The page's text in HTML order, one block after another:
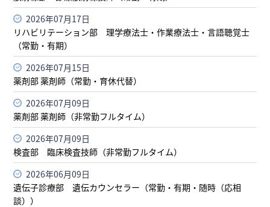
2026年07月17日
リハビリテーション部 理学療法士・作業療法士・言語聴覚士
（常勤・有期）
2026年07月15日
薬剤部 薬剤師（常勤・育休代替）
2026年07月09日
薬剤部 薬剤師（非常勤フルタイム）
2026年07月09日
検査部 臨床検査技師（非常勤フルタイム）
2026年06月09日
遺伝子診療部 遺伝カウンセラー（常勤・有期・随時（応相
談））